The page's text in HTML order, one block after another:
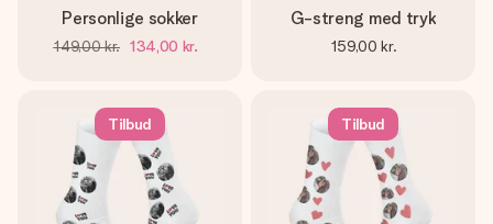
Personlige sokker
149,00 kr. 134,00 kr.
G-streng med tryk
159,00 kr.
Tilbud Tilbud